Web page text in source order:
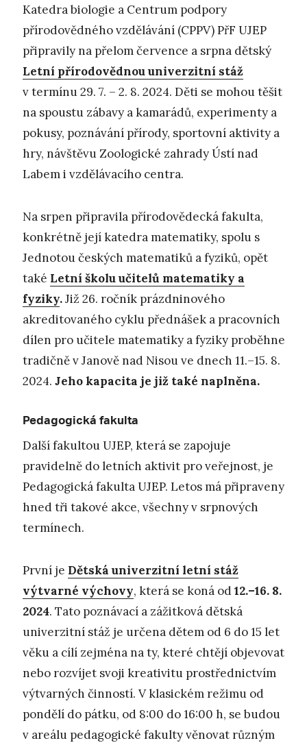
Katedra biologie a Centrum podpory
přírodovědného vzdělávání (CPPV) PřF UJEP
připravily na přelom července a srpna dětský
Letní přírodovědnou univerzitní stáž
v termínu 29. 7. – 2. 8. 2024. Děti se mohou těšit
na spoustu zábavy a kamarádů, experimenty a
pokusy, poznávání přírody, sportovní aktivity a
hry, návštěvu Zoologické zahrady Ústí nad
Labem i vzdělávacího centra.
Na srpen připravila přírodovědecká fakulta,
konkrétně její katedra matematiky, spolu s
Jednotou českých matematiků a fyziků, opět
také Letní školu učitelů matematiky a
fyziky.Již 26. ročník prázdninového
akreditovaného cyklu přednášek a pracovních
dílen pro učitele matematiky a fyziky proběhne
tradičně v Janově nad Nisou ve dnech 11.–15. 8.
2024. Jeho kapacita je již také naplněna.
Pedagogická fakulta
Další fakultou UJEP, která se zapojuje
pravidelně do letních aktivit pro veřejnost, je
Pedagogická fakulta UJEP. Letos má připraveny
hned tři takové akce, všechny v srpnových
termínech.
První je Dětská univerzitní letní stáž
výtvarné výchovy, která se koná od12.–16. 8.
2024. Tato poznávací a zážitková dětská
univerzitní stáž je určena dětem od 6 do 15 let
věku a cílí zejména na ty, které chtějí objevovat
nebo rozvíjet svoji kreativitu prostřednictvím
výtvarných činností. V klasickém režimu od
pondělí do pátku, od 8:00 do 16:00 h, se budou
v areálu pedagogické fakulty věnovat různým